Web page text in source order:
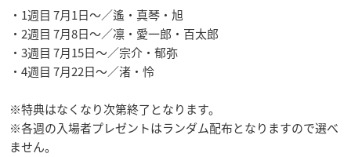
・1週目 7月1日～／遙・真琴・旭
・2週目 7月8日～／凛・愛一郎・百太郎
・3週目 7月15日～／宗介・郁弥
・4週目 7月22日～／渚・怜
※特典はなくなり次第終了となります。
※各週の入場者プレゼントはランダム配布となりますので選べ
ません。